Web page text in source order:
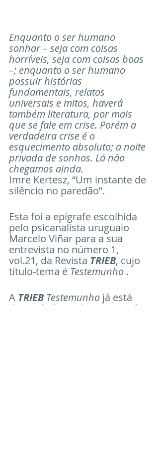
Enquanto o ser humano
sonhar – seja com coisas
horríveis, seja com coisas boas
–; enquanto o ser humano
possuir histórias
fundamentais, relatos
universais e mitos, haverá
também literatura, por mais
que se fale em crise. Porém a
verdadeira crise é o
esquecimento absoluto; a noite
privada de sonhos. Lá não
chegamos ainda.
Imre Kertesz, “Um instante de
silêncio no paredão”.
Esta foi a epígrafe escolhida
pelo psicanalista uruguaio
Marcelo Viñar para a sua
entrevista no número 1,
vol.21, da Revista TRIEB, cujo
título-tema é Testemunho .
A TRIEB Testemunho já está
disponível para leitura
aqui